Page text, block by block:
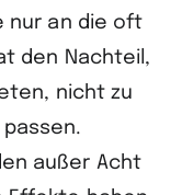
nur an die oft
den Nachteil,
nicht zu
außer Acht